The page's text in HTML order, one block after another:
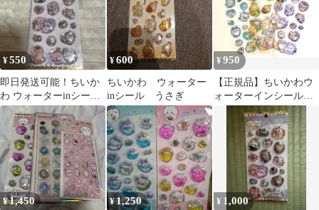
¥550
即日発送可能！ちいか
わ ウォーターinシール
カミオジャパン
¥600
ちいかわ ウォーター
inシール うさぎ
¥950
【正規品】ちいかわウ
ォーターインシール
ウォーターシール ハ
チワレ３枚
¥1,450 ¥1,250 ¥ 1,000